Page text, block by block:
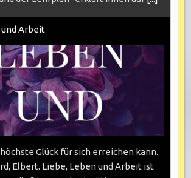
Arbeit
Glück für sich erreichen kann.
Elbert. Liebe, Leben und Arbeit ist